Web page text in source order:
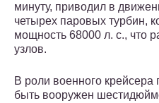
минуту, приводил в
четырех паровых турбин,
мощность 68000 л. с., что
узлов.
В роли военного
быть вооружен